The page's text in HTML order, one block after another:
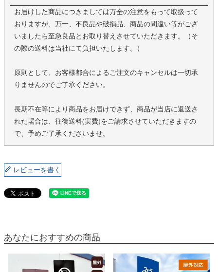
お届けした商品につきましては万全の注意をもって取扱って
おりますが、万一、不良品や破損品、商品の間違い等がござ
いましたら至急良品とお取り替えさせていただきます。（そ
の際の送料は当社にて負担いたします。）
原則として、お客様都合によるご注文のキャンセルは一切承
りませんのでご了承ください。
長期不在等により商品をお届けできず、商品が当店に返送さ
れた場合は、往復送料(実費)をご請求させていただきますの
で、予めご了承くださいませ。
レビューを書く
あなたにおすすめの商品